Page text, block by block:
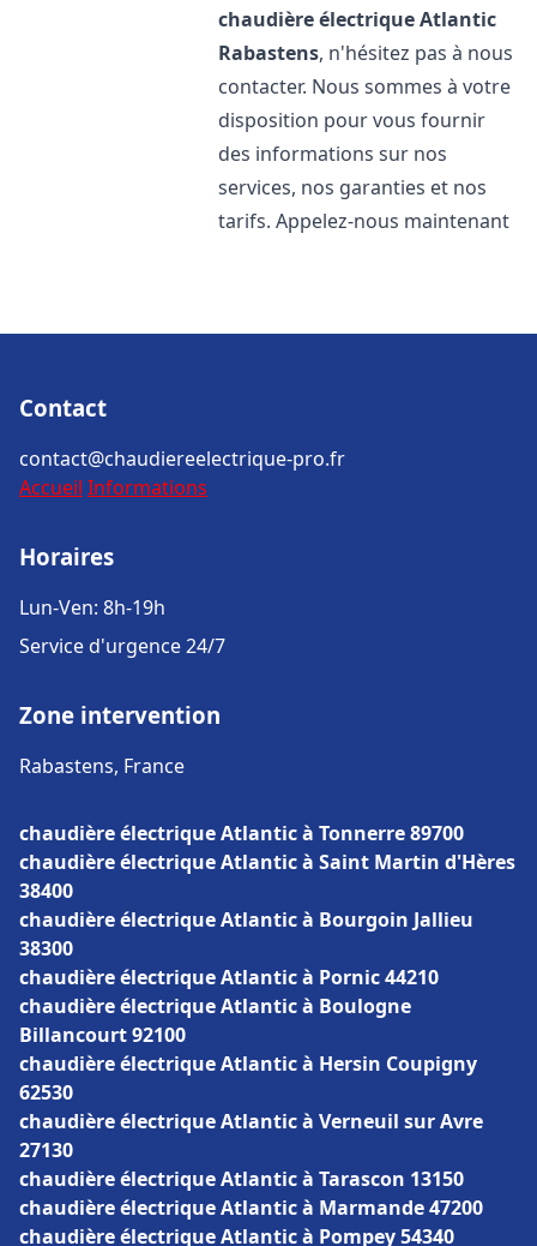
chaudière électrique Atlantic
Rabastens, n'hésitez pas à nous
contacter. Nous sommes à votre
disposition pour vous fournir
des informations sur nos
services, nos garanties et nos
tarifs. Appelez-nous maintenant
Contact
contact@chaudiereelectrique-pro.fr
Accueil Informations
Horaires
Lun-Ven: 8h-19h
Service d'urgence 24/7
Zone intervention
Rabastens, France
chaudière électrique Atlantic à Tonnerre 89700
chaudière électrique Atlantic à Saint Martin d'Hères
38400
chaudière électrique Atlantic à Bourgoin Jallieu
38300
chaudière électrique Atlantic à Pornic 44210
chaudière électrique Atlantic à Boulogne
Billancourt 92100
chaudière électrique Atlantic à Hersin Coupigny
62530
chaudière électrique Atlantic à Verneuil sur Avre
27130
chaudière électrique Atlantic à Tarascon 13150
chaudière électrique Atlantic à Marmande 47200
chaudière électrique Atlantic à Pompey 54340